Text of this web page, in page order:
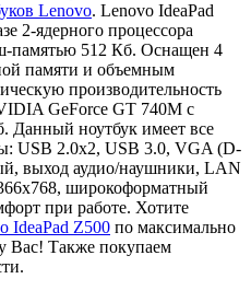
Lenovo. Lenovo IdeaPad
2-ядерного процессора
памятью 512 Кб. Оснащен 4
памяти и объемным
производительность
GeForce GT 740M с
Данный ноутбук имеет все
USB 2.0x2, USB 3.0, VGA (D-
выход аудио/наушники, LAN
широкоформатный
при работе. Хотите
IdeaPad Z500 по максимально
Вас! Также покупаем